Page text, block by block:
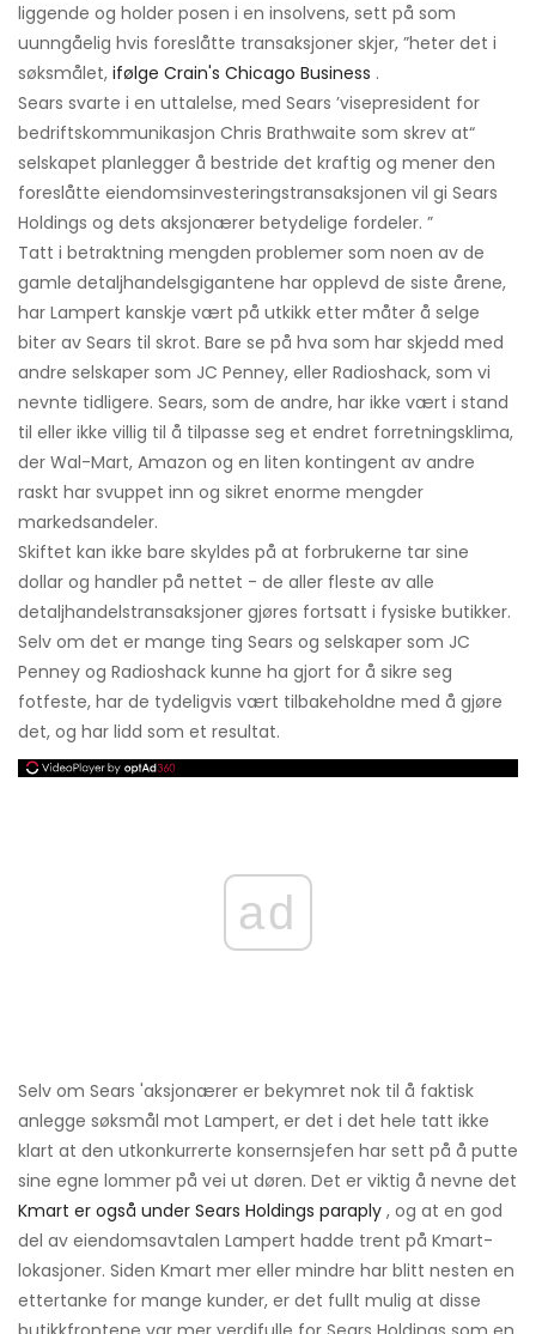
liggende og holder posen i en insolvens, sett på som
uunngåelig hvis foreslåtte transaksjoner skjer, ”heter det i
søksmålet, ifølge Crain's Chicago Business .
Sears svarte i en uttalelse, med Sears ’visepresident for
bedriftskommunikasjon Chris Brathwaite som skrev at“
selskapet planlegger å bestride det kraftig og mener den
foreslåtte eiendomsinvesteringstransaksjonen vil gi Sears
Holdings og dets aksjonærer betydelige fordeler. ”
Tatt i betraktning mengden problemer som noen av de
gamle detaljhandelsgigantene har opplevd de siste årene,
har Lampert kanskje vært på utkikk etter måter å selge
biter av Sears til skrot. Bare se på hva som har skjedd med
andre selskaper som JC Penney, eller Radioshack, som vi
nevnte tidligere. Sears, som de andre, har ikke vært i stand
til eller ikke villig til å tilpasse seg et endret forretningsklima,
der Wal-Mart, Amazon og en liten kontingent av andre
raskt har svuppet inn og sikret enorme mengder
markedsandeler.
Skiftet kan ikke bare skyldes på at forbrukerne tar sine
dollar og handler på nettet - de aller fleste av alle
detaljhandelstransaksjoner gjøres fortsatt i fysiske butikker.
Selv om det er mange ting Sears og selskaper som JC
Penney og Radioshack kunne ha gjort for å sikre seg
fotfeste, har de tydeligvis vært tilbakeholdne med å gjøre
det, og har lidd som et resultat.
ad
Selv om Sears 'aksjonærer er bekymret nok til å faktisk
anlegge søksmål mot Lampert, er det i det hele tatt ikke
klart at den utkonkurrerte konsernsjefen har sett på å putte
sine egne lommer på vei ut døren. Det er viktig å nevne det
Kmart er også under Sears Holdings paraply , og at en god
del av eiendomsavtalen Lampert hadde trent på Kmart-
lokasjoner. Siden Kmart mer eller mindre har blitt nesten en
ettertanke for mange kunder, er det fullt mulig at disse